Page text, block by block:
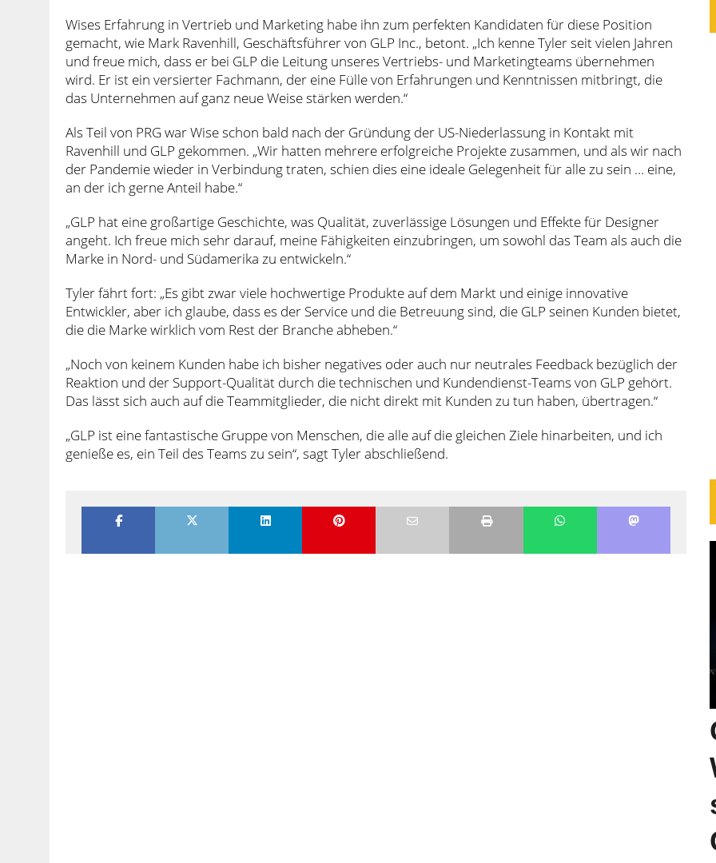
Wises Erfahrung in Vertrieb und Marketing habe ihn zum perfekten Kandidaten für diese Position
gemacht, wie Mark Ravenhill, Geschäftsführer von GLP Inc., betont. „Ich kenne Tyler seit vielen Jahren
und freue mich, dass er bei GLP die Leitung unseres Vertriebs- und Marketingteams übernehmen
wird. Er ist ein versierter Fachmann, der eine Fülle von Erfahrungen und Kenntnissen mitbringt, die
das Unternehmen auf ganz neue Weise stärken werden.“
Als Teil von PRG war Wise schon bald nach der Gründung der US-Niederlassung in Kontakt mit
Ravenhill und GLP gekommen. „Wir hatten mehrere erfolgreiche Projekte zusammen, und als wir nach
der Pandemie wieder in Verbindung traten, schien dies eine ideale Gelegenheit für alle zu sein … eine,
an der ich gerne Anteil habe.“
„GLP hat eine großartige Geschichte, was Qualität, zuverlässige Lösungen und Effekte für Designer
angeht. Ich freue mich sehr darauf, meine Fähigkeiten einzubringen, um sowohl das Team als auch die
Marke in Nord- und Südamerika zu entwickeln.“
Tyler fährt fort: „Es gibt zwar viele hochwertige Produkte auf dem Markt und einige innovative
Entwickler, aber ich glaube, dass es der Service und die Betreuung sind, die GLP seinen Kunden bietet,
die die Marke wirklich vom Rest der Branche abheben.“
„Noch von keinem Kunden habe ich bisher negatives oder auch nur neutrales Feedback bezüglich der
Reaktion und der Support-Qualität durch die technischen und Kundendienst-Teams von GLP gehört.
Das lässt sich auch auf die Teammitglieder, die nicht direkt mit Kunden zu tun haben, übertragen.“
„GLP ist eine fantastische Gruppe von Menschen, die alle auf die gleichen Ziele hinarbeiten, und ich
genieße es, ein Teil des Teams zu sein“, sagt Tyler abschließend.